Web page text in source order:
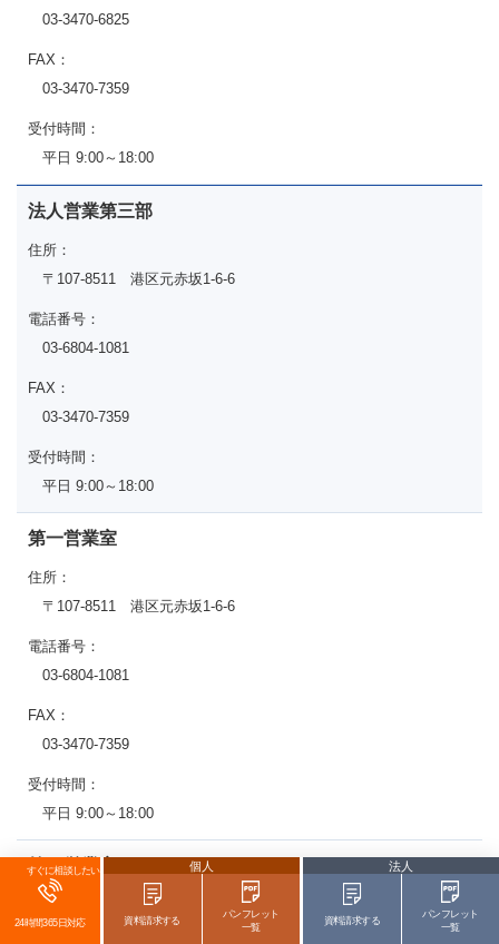
03-3470-6825
FAX：
03-3470-7359
受付時間：
平日 9:00～18:00
法人営業第三部
住所：
〒107-8511 港区元赤坂1-6-6
電話番号：
03-6804-1081
FAX：
03-3470-7359
受付時間：
平日 9:00～18:00
第一営業室
住所：
〒107-8511 港区元赤坂1-6-6
電話番号：
03-6804-1081
FAX：
03-3470-7359
受付時間：
平日 9:00～18:00
第二営業室
住所：
すぐに相談したい
24時間365日対応
個人
資料請求する
パンフレット
一覧
法人
資料請求する
パンフレット
一覧